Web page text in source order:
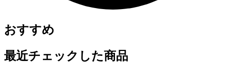
おすすめ
最近チェックした商品